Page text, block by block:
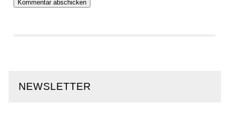
NEWSLETTER